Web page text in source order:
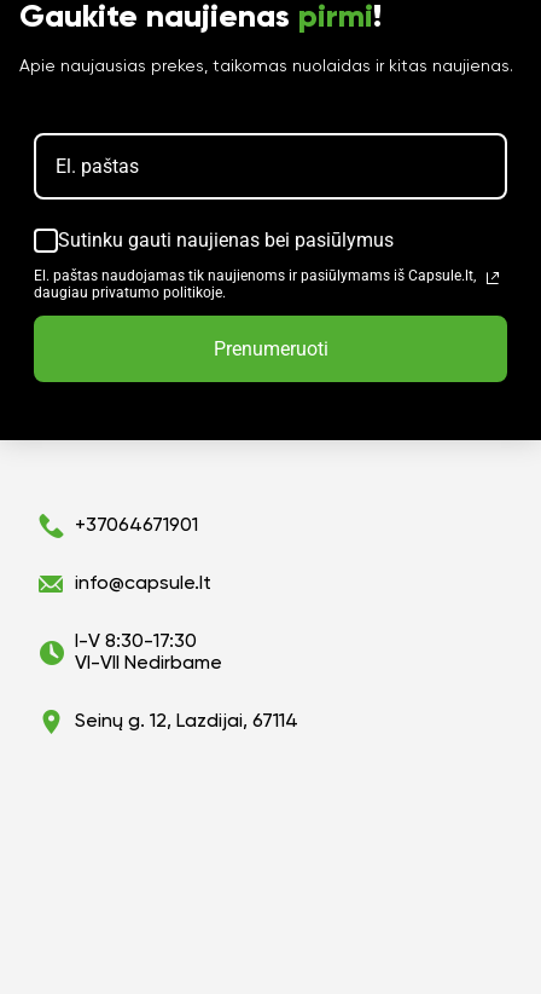
Gaukite naujienas pirmi!
Apie naujausias prekes, taikomas nuolaidas ir kitas naujienas.
Sutinku gauti naujienas bei pasiūlymus
El. paštas naudojamas tik naujienoms ir pasiūlymams iš Capsule.lt,
daugiau privatumo politikoje.
Prenumeruoti
+37064671901
info@capsule.lt
I-V 8:30-17:30
VI-VII Nedirbame
Seinų g. 12, Lazdijai, 67114